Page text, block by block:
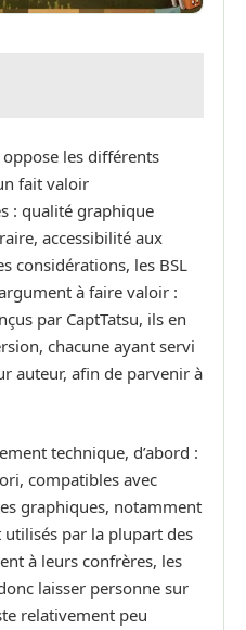
les différents
fait valoir
: qualité graphique
accessibilité aux
considérations, les BSL
à faire valoir :
par CaptTatsu, ils en
chacune ayant servi
auteur, afin de parvenir à
technique, d’abord :
compatibles avec
graphiques, notamment
par la plupart des
à leurs confrères, les
laisser personne sur
relativement peu